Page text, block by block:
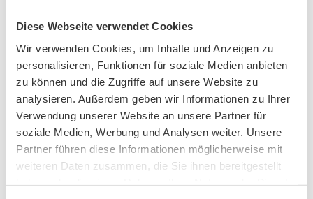
Diese Webseite verwendet Cookies
Wir verwenden Cookies, um Inhalte und Anzeigen zu
personalisieren, Funktionen für soziale Medien anbieten
zu können und die Zugriffe auf unsere Website zu
analysieren. Außerdem geben wir Informationen zu Ihrer
Verwendung unserer Website an unsere Partner für
soziale Medien, Werbung und Analysen weiter. Unsere
Partner führen diese Informationen möglicherweise mit
weiteren Daten zusammen, die Sie ihnen bereitgestellt
Der Name deutet es schon an: Beim Knick-Senk-
Spreizfuß (umgangssprachlich Plattfuß) kommen
mehrere Fehlstellungen der Fußknochen zusammen:
Bei einer zu schwachen Fußmuskulatur wird das
Fußgewölbe flacher.
Mehr lesen